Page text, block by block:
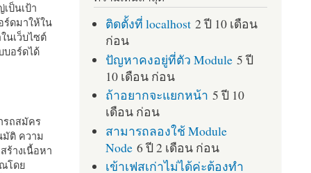
ป็นเป้า
ร์ดมาให้ใน
นเว็บไซต์
บอร์ดได้
รถสมัคร
มัติ ความ
ร้างเนื้อหา
ณโดย
ติดตั้งที่ localhost 2 ปี 10 เดือน
ก่อน
ปัญหาคงอยู่ที่ตัว Module 5 ปี
10 เดือน ก่อน
ถ้าอยากจะแยกหน้า 5 ปี 10
เดือน ก่อน
สามารถลองใช้ Module
Node 6 ปี 2 เดือน ก่อน
เข้าเฟสเก่าไม่ได้ค่ะต้องทำ